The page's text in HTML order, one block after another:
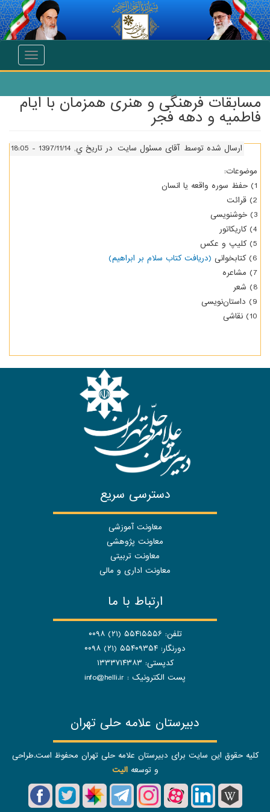
انتقال به محتوای اصلی
Toggle
مسابقات فرهنگی و هنری همزمان با ایام
فاطمیه و دهه فجر
ارسال شده توسط آقای مسئول سایت در تاریخ ي, 1397/11/14 - 18:05
موضوعات:
1) حفظ سوره واقعه یا انسان
2) قرائت
3) خوشنویسی
4) کاریکاتور
5) کلیپ و عکس
6) کتابخوانی
(دریافت کتاب سلام بر ابراهیم)
7) مشاعره
8) شعر
9) داستان‌نویسی
10) نقاشی
دسترسی سریع
معاونت آموزشی
معاونت پژوهشی
معاونت تربیتی
معاونت اداری و مالی
ارتباط با ما
تلفن: ۵۵۴۱۵۵۵۶ (۲۱) ۰۰۹۸
دورنگار: ۵۵۴۰۹۳۵۴ (۲۱) ۰۰۹۸
کدپستی: ۱۳۳۳۷۱۴۳۸۳
پست الکترونیک : info@helli.ir
دبیرستان علامه حلی تهران
کلیه حقوق این سایت برای دبیرستان علامه حلی تهران محفوظ است.طراحی
و توسعهالیت